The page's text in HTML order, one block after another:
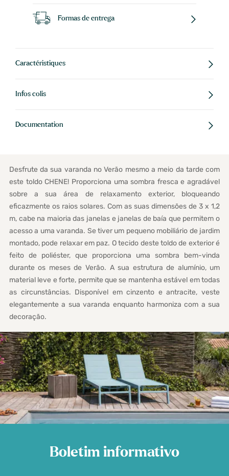
Formas de entrega
Caractéristiques
Infos colis
Documentation
Desfrute da sua varanda no Verão mesmo a meio da tarde com
este toldo CHENE! Proporciona uma sombra fresca e agradável
sobre a sua área de relaxamento exterior, bloqueando
eficazmente os raios solares. Com as suas dimensões de 3 x 1,2
m, cabe na maioria das janelas e janelas de baía que permitem o
acesso a uma varanda. Se tiver um pequeno mobiliário de jardim
montado, pode relaxar em paz. O tecido deste toldo de exterior é
feito de poliéster, que proporciona uma sombra bem-vinda
durante os meses de Verão. A sua estrutura de alumínio, um
material leve e forte, permite que se mantenha estável em todas
as circunstâncias. Disponível em cinzento e antracite, veste
elegantemente a sua varanda enquanto harmoniza com a sua
decoração.
Boletim informativo